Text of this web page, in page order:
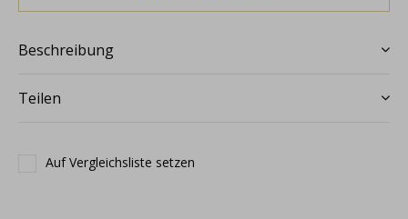
Beschreibung
Teilen
Auf Vergleichsliste setzen